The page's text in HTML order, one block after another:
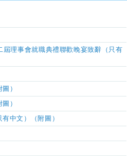
理事會就職典禮聯歡晚宴致辭（只有
）
）
中文） （附圖）